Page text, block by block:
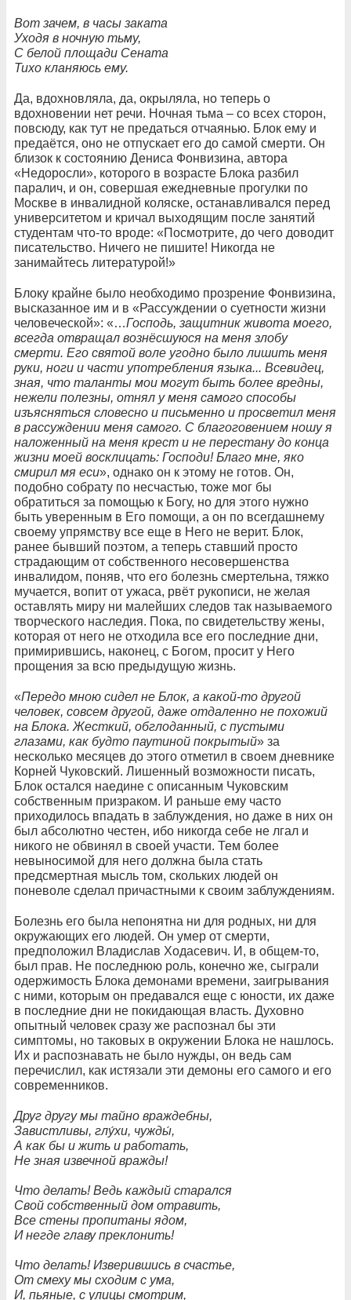
Вот зачем, в часы заката
Уходя в ночную тьму,
С белой площади Сената
Тихо кланяюсь ему.
Да, вдохновляла, да, окрыляла, но теперь о
вдохновении нет речи. Ночная тьма – со всех сторон,
повсюду, как тут не предаться отчаянью. Блок ему и
предаётся, оно не отпускает его до самой смерти. Он
близок к состоянию Дениса Фонвизина, автора
«Недоросли», которого в возрасте Блока разбил
паралич, и он, совершая ежедневные прогулки по
Москве в инвалидной коляске, останавливался перед
университетом и кричал выходящим после занятий
студентам что-то вроде: «Посмотрите, до чего доводит
писательство. Ничего не пишите! Никогда не
занимайтесь литературой!»
Блоку крайне было необходимо прозрение Фонвизина,
высказанное им и в «Рассуждении о суетности жизни
человеческой»: «…Господь, защитник живота моего,
всегда отвращал вознёсшуюся на меня злобу
смерти. Его святой воле угодно было лишить меня
руки, ноги и части употребления языка... Всевидец,
зная, что таланты мои могут быть более вредны,
нежели полезны, отнял у меня самого способы
изъясняться словесно и письменно и просветил меня
в рассуждении меня самого. С благоговением ношу я
наложенный на меня крест и не перестану до конца
жизни моей восклицать: Господи! Благо мне, яко
смирил мя еси», однако он к этому не готов. Он,
подобно собрату по несчастью, тоже мог бы
обратиться за помощью к Богу, но для этого нужно
быть уверенным в Его помощи, а он по всегдашнему
своему упрямству все еще в Него не верит. Блок,
ранее бывший поэтом, а теперь ставший просто
страдающим от собственного несовершенства
инвалидом, поняв, что его болезнь смертельна, тяжко
мучается, вопит от ужаса, рвёт рукописи, не желая
оставлять миру ни малейших следов так называемого
творческого наследия. Пока, по свидетельству жены,
которая от него не отходила все его последние дни,
примирившись, наконец, с Богом, просит у Него
прощения за всю предыдущую жизнь.
«Передо мною сидел не Блок, а какой-то другой
человек, совсем другой, даже отдаленно не похожий
на Блока. Жесткий, обглоданный, с пустыми
глазами, как будто паутиной покрытый» за
несколько месяцев до этого отметил в своем дневнике
Корней Чуковский. Лишенный возможности писать,
Блок остался наедине с описанным Чуковским
собственным призраком. И раньше ему часто
приходилось впадать в заблуждения, но даже в них он
был абсолютно честен, ибо никогда себе не лгал и
никого не обвинял в своей участи. Тем более
невыносимой для него должна была стать
предсмертная мысль том, скольких людей он
поневоле сделал причастными к своим заблуждениям.
Болезнь его была непонятна ни для родных, ни для
окружающих его людей. Он умер от смерти,
предположил Владислав Ходасевич. И, в общем-то,
был прав. Не последнюю роль, конечно же, сыграли
одержимость Блока демонами времени, заигрывания
с ними, которым он предавался еще с юности, их даже
в последние дни не покидающая власть. Духовно
опытный человек сразу же распознал бы эти
симптомы, но таковых в окружении Блока не нашлось.
Их и распознавать не было нужды, он ведь сам
перечислил, как истязали эти демоны его самого и его
современников.
Друг другу мы тайно враждебны,
Завистливы, глу́хи, чужды́,
А как бы и жить и работать,
Не зная извечной вражды!
Что делать! Ведь каждый старался
Свой собственный дом отравить,
Все стены пропитаны ядом,
И негде главу преклонить!
Что делать! Изверившись в счастье,
От смеху мы сходим с ума,
И, пьяные, с улицы смотрим,